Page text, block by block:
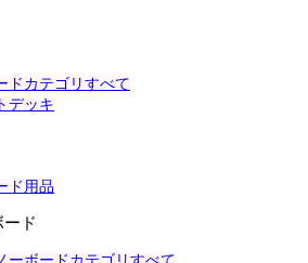
ドカテゴリすべて
デッキ
ド用品
ド